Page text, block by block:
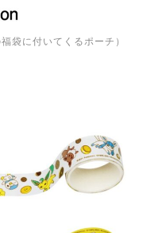
袋に付いてくるポーチ）